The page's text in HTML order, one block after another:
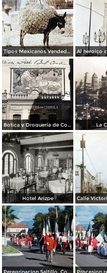
Tipos Mexicanos Vendedores de paja. ( Circulada el 20 de Mayo de 1907 ).
Botica y Drogueria de Coahuila. La
Hotel Arizpe
Peregrinacion Saltillo, Coahuila 1959